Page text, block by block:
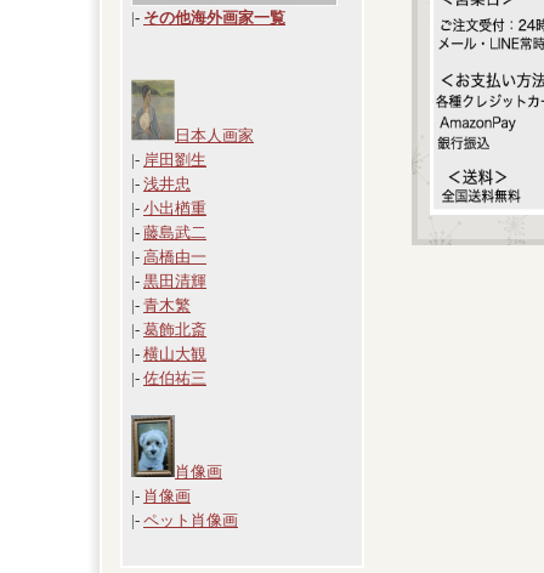
|- その他海外画家一覧
日本人画家
|- 岸田劉生
|- 浅井忠
|- 小出楢重
|- 藤島武二
|- 高橋由一
|- 黒田清輝
|- 青木繁
|- 葛飾北斎
|- 横山大観
|- 佐伯祐三
肖像画
|- 肖像画
|- ペット肖像画